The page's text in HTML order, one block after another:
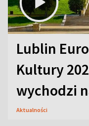
Lublin
Kultury
wychodzi
Aktualności